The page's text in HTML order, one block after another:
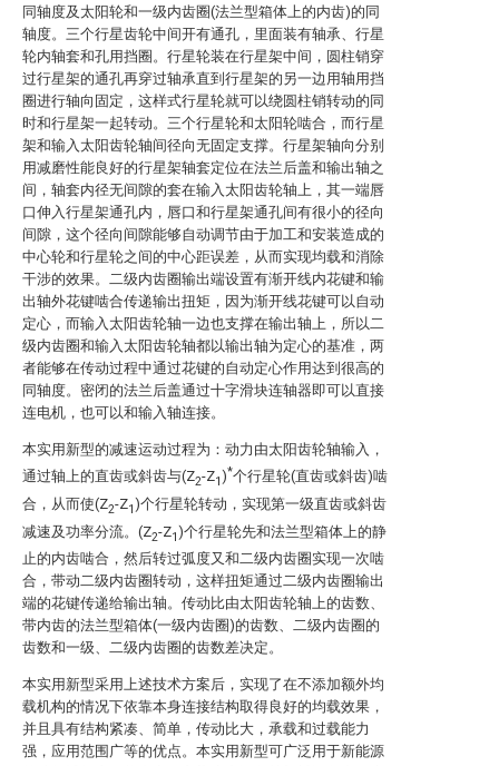
同轴度及太阳轮和一级内齿圈(法兰型箱体上的内齿)的同
轴度。三个行星齿轮中间开有通孔，里面装有轴承、行星
轮内轴套和孔用挡圈。行星轮装在行星架中间，圆柱销穿
过行星架的通孔再穿过轴承直到行星架的另一边用轴用挡
圈进行轴向固定，这样式行星轮就可以绕圆柱销转动的同
时和行星架一起转动。三个行星轮和太阳轮啮合，而行星
架和输入太阳齿轮轴间径向无固定支撑。行星架轴向分别
用减磨性能良好的行星架轴套定位在法兰后盖和输出轴之
间，轴套内径无间隙的套在输入太阳齿轮轴上，其一端唇
口伸入行星架通孔内，唇口和行星架通孔间有很小的径向
间隙，这个径向间隙能够自动调节由于加工和安装造成的
中心轮和行星轮之间的中心距误差，从而实现均载和消除
干涉的效果。二级内齿圈输出端设置有渐开线内花键和输
出轴外花键啮合传递输出扭矩，因为渐开线花键可以自动
定心，而输入太阳齿轮轴一边也支撑在输出轴上，所以二
级内齿圈和输入太阳齿轮轴都以输出轴为定心的基准，两
者能够在传动过程中通过花键的自动定心作用达到很高的
同轴度。密闭的法兰后盖通过十字滑块连轴器即可以直接
连电机，也可以和输入轴连接。
本实用新型的减速运动过程为：动力由太阳齿轮轴输入，
通过轴上的直齿或斜齿与(Z2-Z1)*个行星轮(直齿或斜齿)啮
合，从而使(Z2-Z1)个行星轮转动，实现第一级直齿或斜齿
减速及功率分流。(Z2-Z1)个行星轮先和法兰型箱体上的静
止的内齿啮合，然后转过弧度又和二级内齿圈实现一次啮
合，带动二级内齿圈转动，这样扭矩通过二级内齿圈输出
端的花键传递给输出轴。传动比由太阳齿轮轴上的齿数、
带内齿的法兰型箱体(一级内齿圈)的齿数、二级内齿圈的
齿数和一级、二级内齿圈的齿数差决定。
本实用新型采用上述技术方案后，实现了在不添加额外均
载机构的情况下依靠本身连接结构取得良好的均载效果，
并且具有结构紧凑、简单，传动比大，承载和过载能力
强，应用范围广等的优点。本实用新型可广泛用于新能源